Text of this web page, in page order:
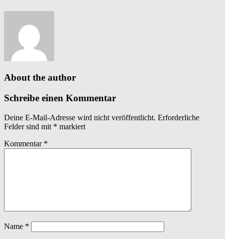
About the author
Schreibe einen Kommentar
Deine E-Mail-Adresse wird nicht veröffentlicht. Erforderliche
Felder sind mit * markiert
Kommentar *
Name *